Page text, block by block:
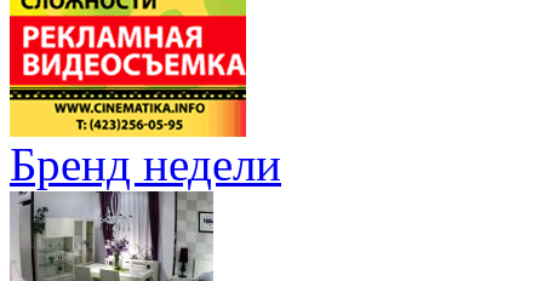
Бренд недели